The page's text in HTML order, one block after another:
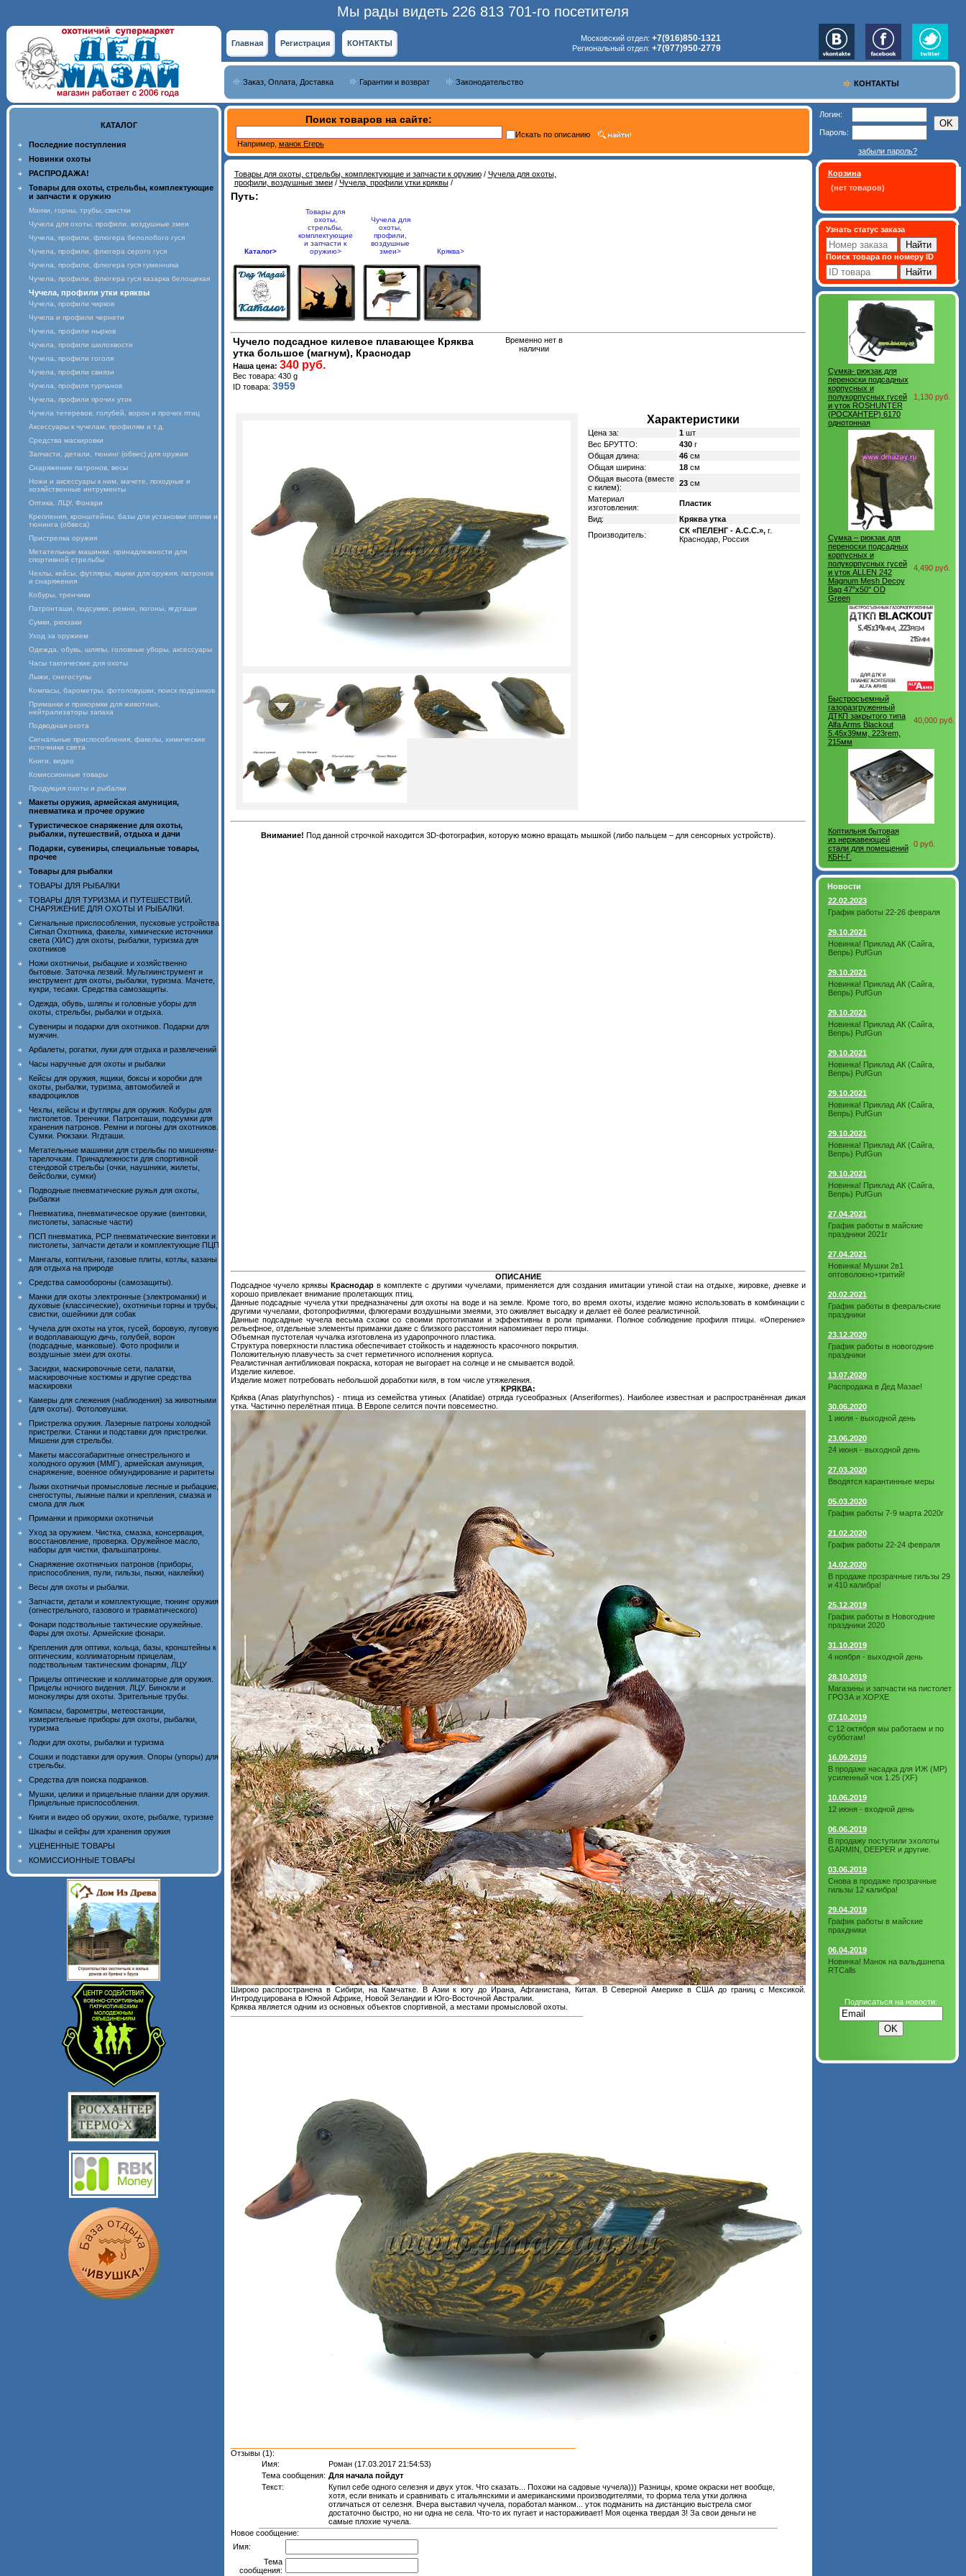
Мы рады видеть 226 813 701-го посетителя
Главная Регистрация КОНТАКТЫ
Московский отдел: +7(916)850-1321
Региональный отдел: +7(977)950-2779
КОНТАКТЫ
Заказ, Оплата, Доставка Гарантии и возврат Законодательство
КАТАЛОГ
Последние поступления
Новинки охоты
РАСПРОДАЖА!
Товары для охоты, стрельбы, комплектующие
и запчасти к оружию
Манки, горны, трубы, свистки
Чучела для охоты, профили, воздушные змеи
Чучела, профили, флюгера белолобого гуся
Чучела, профили, флюгера серого гуся
Чучела, профили, флюгера гуся гуменника
Чучела, профили, флюгера гуся казарка белощекая
Чучела, профили утки кряквы
Чучела, профили чирков
Чучела и профили чернети
Чучела, профили нырков
Чучела, профили шилохвости
Чучела, профили гоголя
Чучела, профили свиязи
Чучела, профиля турпанов
Чучела, профили прочих уток
Чучела тетеревов, голубей, ворон и прочих птиц
Аксессуары к чучелам, профилям и т.д.
Средства маскировки
Запчасти, детали, тюнинг (обвес) для оружия
Снаряжение патронов, весы
Ножи и аксессуары к ним, мачете, походные и
хозяйственные интрументы
Оптика, ЛЦУ, Фонари
Крепления, кронштейны, базы для установки оптики и
тюнинга (обвеса)
Пристрелка оружия
Метательные машинки, принадлежности для
спортивной стрельбы
Чехлы, кейсы, футляры, ящики для оружия, патронов
и снаряжения
Кобуры, тренчики
Патронташи, подсумки, ремни, погоны, ягдташи
Сумки, рюкзаки
Уход за оружием
Одежда, обувь, шляпы, головные уборы, аксессуары
Часы тактические для охоты
Лыжи, снегоступы
Компасы, барометры, фотоловушки, поиск подранков
Приманки и прикормки для животных,
нейтрализаторы запаха
Подводная охота
Сигнальные приспособления, факелы, химические
источники света
Книги, видео
Комиссионные товары
Продукция охоты и рыбалки
Макеты оружия, армейская амуниция,
пневматика и прочее оружие
Туристическое снаряжение для охоты,
рыбалки, путешествий, отдыха и дачи
Подарки, сувениры, специальные товары,
прочее
Товары для рыбалки
ТОВАРЫ ДЛЯ РЫБАЛКИ
ТОВАРЫ ДЛЯ ТУРИЗМА И ПУТЕШЕСТВИЙ.
СНАРЯЖЕНИЕ ДЛЯ ОХОТЫ И РЫБАЛКИ.
Сигнальные приспособления, пусковые устройства
Сигнал Охотника, факелы, химические источники
света (ХИС) для охоты, рыбалки, туризма для
охотников
Ножи охотничьи, рыбацкие и хозяйственно
бытовые. Заточка лезвий. Мультиинструмент и
инструмент для охоты, рыбалки, туризма. Мачете,
кукри, тесаки. Средства самозащиты.
Одежда, обувь, шляпы и головные уборы для
охоты, стрельбы, рыбалки и отдыха.
Сувениры и подарки для охотников. Подарки для
мужчин.
Арбалеты, рогатки, луки для отдыха и развлечений
Часы наручные для охоты и рыбалки
Кейсы для оружия, ящики, боксы и коробки для
охоты, рыбалки, туризма, автомобилей и
квадроциклов
Чехлы, кейсы и футляры для оружия. Кобуры для
пистолетов. Тренчики. Патронташи, подсумки для
хранения патронов. Ремни и погоны для охотников.
Сумки. Рюкзаки. Ягдташи.
Метательные машинки для стрельбы по мишеням-
тарелочкам. Принадлежности для спортивной
стендовой стрельбы (очки, наушники, жилеты,
бейсболки, сумки)
Подводные пневматические ружья для охоты,
рыбалки
Пневматика, пневматическое оружие (винтовки,
пистолеты, запасные части)
ПСП пневматика, PCP пневматические винтовки и
пистолеты, запчасти детали и комплектующие ПЦП
Мангалы, коптильни, газовые плиты, котлы, казаны
для отдыха на природе
Средства самообороны (самозащиты).
Манки для охоты электронные (электроманки) и
духовые (классические), охотничьи горны и трубы,
свистки, ошейники для собак
Чучела для охоты на уток, гусей, боровую, луговую
и водоплавающую дичь, голубей, ворон
(подсадные, манковые). Фото профили и
воздушные змеи для охоты.
Засидки, маскировочные сети, палатки,
маскировочные костюмы и другие средства
маскировки
Камеры для слежения (наблюдения) за животными
(для охоты). Фотоловушки.
Пристрелка оружия. Лазерные патроны холодной
пристрелки. Станки и подставки для пристрелки.
Мишени для стрельбы.
Макеты массогабаритные огнестрельного и
холодного оружия (ММГ), армейская амуниция,
снаряжение, военное обмундирование и раритеты
Лыжи охотничьи промысловые лесные и рыбацкие,
снегоступы, лыжные палки и крепления, смазка и
смола для лыж
Приманки и прикормки охотничьи
Уход за оружием. Чистка, смазка, консервация,
восстановление, проверка. Оружейное масло,
наборы для чистки, фальшпатроны.
Снаряжение охотничьих патронов (приборы,
приспособления, пули, гильзы, пыжи, наклейки)
Весы для охоты и рыбалки.
Запчасти, детали и комплектующие, тюнинг оружия
(огнестрельного, газового и травматического)
Фонари подствольные тактические оружейные.
Фары для охоты. Армейские фонари.
Крепления для оптики, кольца, базы, кронштейны к
оптическим, коллиматорным прицелам,
подствольным тактическим фонарям, ЛЦУ
Прицелы оптические и коллиматорые для оружия.
Прицелы ночного видения. ЛЦУ. Бинокли и
монокуляры для охоты. Зрительные трубы.
Компасы, барометры, метеостанции,
измерительные приборы для охоты, рыбалки,
туризма
Лодки для охоты, рыбалки и туризма
Сошки и подставки для оружия. Опоры (упоры) для
стрельбы.
Средства для поиска подранков.
Мушки, целики и прицельные планки для оружия.
Прицельные приспособления.
Книги и видео об оружии, охоте, рыбалке, туризме
Шкафы и сейфы для хранения оружия
УЦЕНЕННЫЕ ТОВАРЫ
КОМИССИОННЫЕ ТОВАРЫ
Поиск товаров на сайте:
Например, манок Егерь
Искать по описанию
Товары для охоты, стрельбы, комплектующие и запчасти к оружию/ Чучела для охоты,
профили, воздушные змеи/ Чучела, профили утки кряквы/
Путь:
Каталог>
Товары для
охоты,
стрельбы,
комплектующие
и запчасти к
оружию>
Чучела для
охоты,
профили,
воздушные
змеи>
Кряква>
Чучело подсадное килевое плавающее Кряква
утка большое (магнум), Краснодар
Наша цена: 340 руб.
Вес товара: 430 g
ID товара: 3959
Временно нет в
наличии
Характеристики
Цена за: 1 шт
Вес БРУТТО:
430 г
Общая длина:
46см
Общая ширина:
18 см
Общая высота (вместе
с килем):
23 см
Материал
изготовления:
Пластик
Вид:
Кряква утка
Производитель:
СК «ПЕЛЕНГ - А.С.С.»,г.
Краснодар, Россия
Внимание! Под данной строчкой находится 3D-фотография, которую можно вращать мышкой (либо пальцем – для сенсорных устройств).
ОПИСАНИЕ
Подсадное чучело кряквыКраснодарв комплекте с другими чучелами, применяется для создания имитации утиной стаи на отдыхе, жировке, дневке и
хорошо привлекает внимание пролетающих птиц.
Данные подсадные чучела утки предназначены для охоты на воде и на земле. Кроме того, во время охоты, изделие можно использовать в комбинации с
другими чучелами, фотопрофилями, флюгерами воздушными змеями, это оживляет высадку и делает её более реалистичной.
Данные подсадные чучела весьма схожи со своими прототипами и эффективны в роли приманки. Полное соблюдение профиля птицы. «Оперение»
рельефное, отдельные элементы приманки даже с близкого расстояния напоминает перо птицы.
Объемная пустотелая чучалка изготовлена из ударопрочного пластика.
Структура поверхности пластика обеспечивает стойкость и надежность красочного покрытия.
Положительную плавучесть за счет герметичного исполнения корпуса.
Реалистичная антибликовая покраска, которая не выгорает на солнце и не смывается водой.
Изделие килевое.
Изделие может потребовать небольшой доработки киля, в том числе утяжеления.
КРЯКВА:
Кря́ква (Anas platyrhynchos) - птица из семейства утиных (Anatidae) отряда гусеобразных (Anseriformes). Наиболее известная и распространённая дикая
утка. Частично перелётная птица. В Европе селится почти повсеместно.
Широко распространена в Сибири, на Камчатке. В Азии к югу до Ирана, Афганистана, Китая. В Северной Америке в США до границ с Мексикой.
Интродуцирована в Южной Африке, Новой Зеландии и Юго-Восточной Австралии.
Кряква является одним из основных объектов спортивной, а местами промысловой охоты.
Отзывы (1):
Имя:
Роман (17.03.2017 21:54:53)
Тема сообщения: Для начала пойдут
Текст:
Купил себе одного селезня и двух уток. Что сказать... Похожи на садовые чучела))) Разницы, кроме окраски нет вообще,
хотя, если вникать и сравнивать с итальянскими и американскими производителями, то форма тела утки должна
отличаться от селезня. Вчера выставил чучела, поработал манком... уток подманить на дистанцию выстрела смог
достаточно быстро, но ни одна не села. Что-то их пугает и настораживает! Моя оценка твердая 3! За свои деньги не
самые плохие чучела.
Новое сообщение:
Имя:
Тема
сообщения:
Логин:
Пароль:
забыли пароль?
Корзина
(нет товаров)
Узнать статус заказа
Поиск товара по номеру ID
Сумка- рюкзак для
переноски подсадных
корпусных и
полукорпусных гусей
и уток ROSHUNTER
(РОСХАНТЕР) 6170
однотонная
1,130 руб.
Сумка – рюкзак для
переноски подсадных
корпусных и
полукорпусных гусей
и уток ALLEN 242
Magnum Mesh Decoy
Bag 47"x50" OD
Green
4,490 руб.
Быстросъемный
газоразгруженный
ДТКП закрытого типа
Alfa Arms Blackout
5.45х39мм, 223rem,
215мм
40,000 руб.
Коптильня бытовая
из нержавеющей
стали для помещений
КБН-Г.
0 руб.
Новости
22.02.2023
График работы 22-26 февраля
29.10.2021
Новинка! Приклад АК (Сайга,
Вепрь) PufGun
29.10.2021
Новинка! Приклад АК (Сайга,
Вепрь) PufGun
29.10.2021
Новинка! Приклад АК (Сайга,
Вепрь) PufGun
29.10.2021
Новинка! Приклад АК (Сайга,
Вепрь) PufGun
29.10.2021
Новинка! Приклад АК (Сайга,
Вепрь) PufGun
29.10.2021
Новинка! Приклад АК (Сайга,
Вепрь) PufGun
29.10.2021
Новинка! Приклад АК (Сайга,
Вепрь) PufGun
27.04.2021
График работы в майские
праздники 2021г
27.04.2021
Новинка! Мушки 2в1
оптоволокно+тритий!
20.02.2021
График работы в февральские
праздники
23.12.2020
График работы в новогодние
праздники
13.07.2020
Распродажа в Дед Мазае!
30.06.2020
1 июля - выходной день
23.06.2020
24 июня - выходной день
27.03.2020
Вводятся карантинные меры
05.03.2020
График работы 7-9 марта 2020г
21.02.2020
График работы 22-24 февраля
14.02.2020
В продаже прозрачные гильзы 29
и 410 калибра!
25.12.2019
График работы в Новогодние
праздники 2020
31.10.2019
4 ноября - выходной день
28.10.2019
Магазины и запчасти на пистолет
ГРОЗА и ХОРХЕ
07.10.2019
С 12 октября мы работаем и по
субботам!
16.09.2019
В продаже насадка для ИЖ (МР)
усиленный чок 1.25 (XF)
10.06.2019
12 июня - входной день
06.06.2019
В продажу поступили эхолоты
GARMIN, DEEPER и другие.
03.06.2019
Снова в продаже прозрачные
гильзы 12 калибра!
29.04.2019
График работы в майские
прахдники
06.04.2019
Новинка! Манок на вальдшнепа
RTCalls
Подписаться на новости: